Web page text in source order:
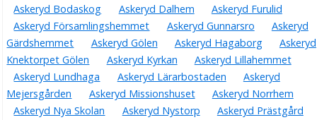
Askeryd Bodaskog
Askeryd Dalhem
Askeryd Furulid
Askeryd Församlingshemmet
Askeryd Gunnarsro
Askeryd
Gärdshemmet
Askeryd Gölen Askeryd Hagaborg
Askeryd
Knektorpet Gölen
Askeryd Kyrkan
Askeryd Lillahemmet
Askeryd Lundhaga
Askeryd Lärarbostaden
Askeryd
Mejersgården
Askeryd Missionshuset
Askeryd Norrhem
Askeryd Nya Skolan
Askeryd Nystorp
Askeryd Prästgård